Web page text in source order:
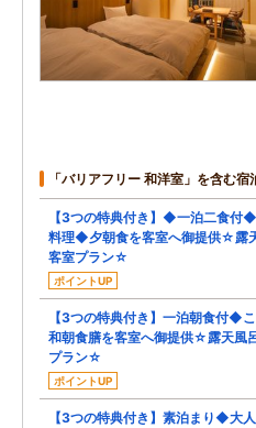
「バリアフリー 和洋室」を含む宿
【3つの特典付き】◆一泊二食付
料理◆夕朝食を客室へ御提供☆露
客室プラン☆
ポイントUP
【3つの特典付き】一泊朝食付◆
和朝食膳を客室へ御提供☆露天風
プラン☆
ポイントUP
【3つの特典付き】素泊まり◆大